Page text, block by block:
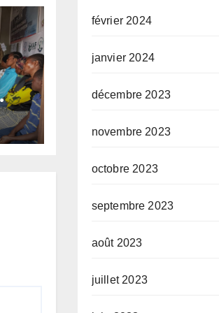
et
février 2024
janvier 2024
décembre 2023
novembre 2023
octobre 2023
septembre 2023
août 2023
juillet 2023